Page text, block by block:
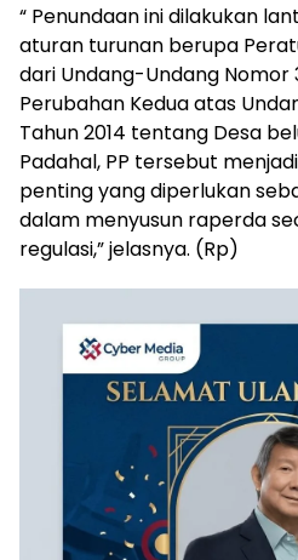
‎“ Penundaan ini dilakukan
aturan turunan berupa
dari Undang-Undang
Perubahan Kedua atas
Tahun 2014 tentang Desa
Padahal, PP tersebut
penting yang diperlukan
dalam menyusun raperda
regulasi,” jelasnya. (Rp)